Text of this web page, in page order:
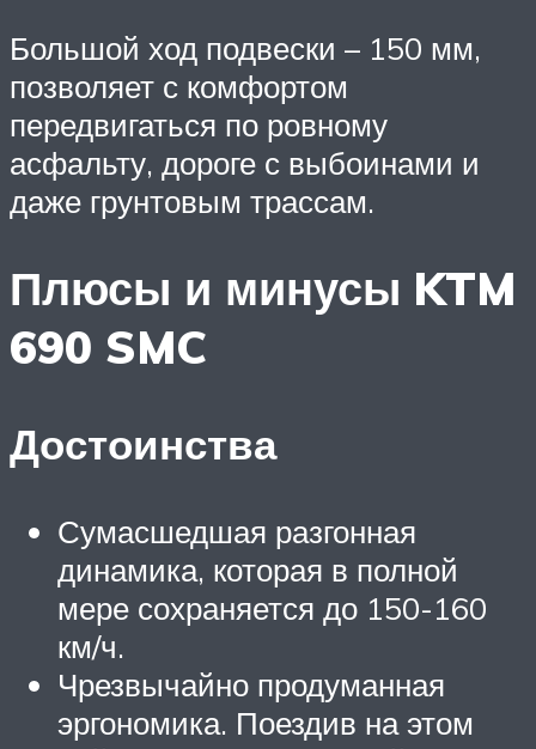
Большой ход подвески – 150 мм,
позволяет с комфортом
передвигаться по ровному
асфальту, дороге с выбоинами и
даже грунтовым трассам.
Плюсы и минусы KTM
690 SMC
Достоинства
Сумасшедшая разгонная
динамика, которая в полной
мере сохраняется до 150-160
км/ч.
Чрезвычайно продуманная
эргономика. Поездив на этом